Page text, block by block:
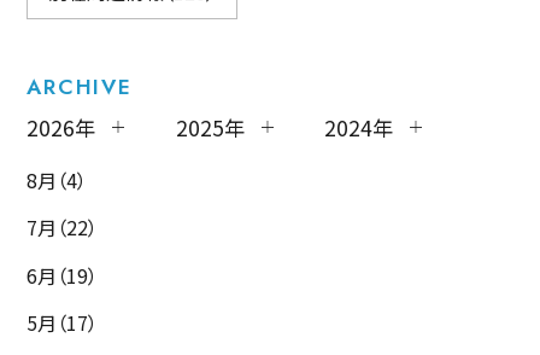
ARCHIVE
2026年
8月（4）
7月（22）
6月（19）
5月（17）
2025年 2024年